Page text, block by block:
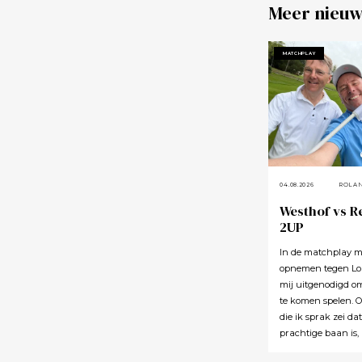
Meer
MATCHPLAY
04.08.2026
Westhof vs
2UP
In de matchplay
opnemen tegen
mij uitgenodigd
te komen spelen.
die ik sprak zei
prachtige baan